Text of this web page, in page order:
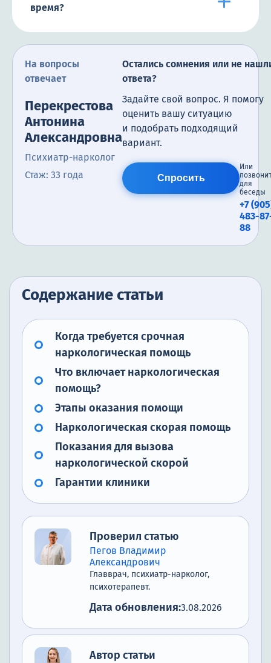
время?
На вопросы
отвечает
Перекрестова
Антонина
Александровна
Психиатр-нарколог
Стаж: 33 года
Остались сомнения или не
ответа?
Задайте свой вопрос. Я помогу
оценить вашу ситуацию
и подобрать подходящий
вариант.
Спросить
Или
для
беседы
+7
483-
88
Содержание статьи
Когда требуется срочная
наркологическая помощь
Что включает наркологическая
помощь?
Этапы оказания помощи
Наркологическая скорая помощь
Показания для вызова
наркологической скорой
Гарантии клиники
Проверил статью
Пегов Владимир
Александрович
Главврач, психиатр-нарколог,
психотерапевт.
Дата обновления:3.08.2026
Автор статьи